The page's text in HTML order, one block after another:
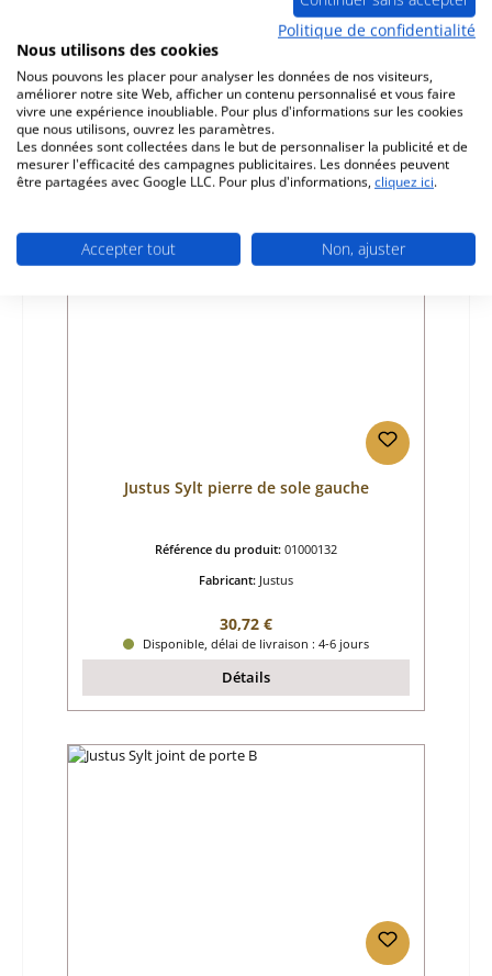
Référence du produit:
Fabricant:Justus
Prix régulier :
30,38 €
Disponible, délai de livraison : 4-6 jours
Détails
Seul 6 disponible
Justus Sylt pierre de sole gauche
Référence du produit: 01000132
Fabricant: Justus
Prix régulier :
30,72 €
Disponible, délai de livraison : 4-6 jours
Détails
Politique de confidentialité
Nous utilisons des cookies
Nous pouvons les placer pour analyser les données de nos visiteurs,
améliorer notre site Web, afficher un contenu personnalisé et vous faire
vivre une expérience inoubliable. Pour plus d'informations sur les cookies
que nous utilisons, ouvrez les paramètres.
Les données sont collectées dans le but de personnaliser la publicité et de
mesurer l'efficacité des campagnes publicitaires. Les données peuvent
être partagées avec Google LLC. Pour plus d'informations, cliquez ici.
Accepter tout Non, ajuster